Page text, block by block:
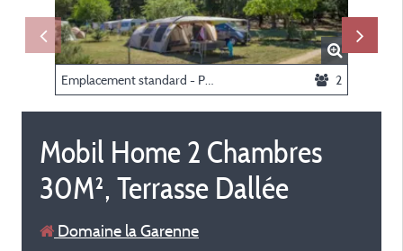
2
Mobil Home 2 Chambres
30M², Terrasse Dallée
Domaine la Garenne